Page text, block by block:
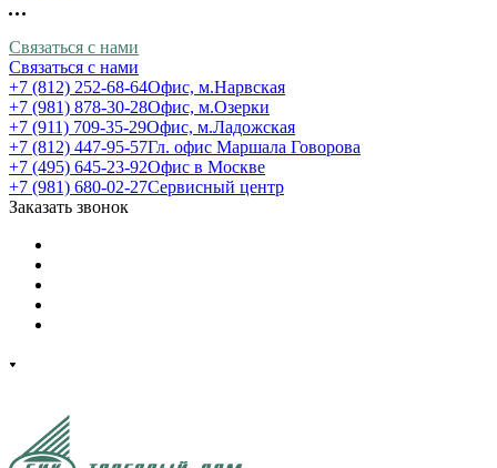
Связаться с нами
Связаться с нами
+7 (812) 252-68-64Офис, м.Нарвская
+7 (981) 878-30-28Офис, м.Озерки
+7 (911) 709-35-29Офис, м.Ладожская
+7 (812) 447-95-57Гл. офис Маршала Говорова
+7 (495) 645-23-92Офис в Москве
+7 (981) 680-02-27Сервисный центр
Заказать звонок